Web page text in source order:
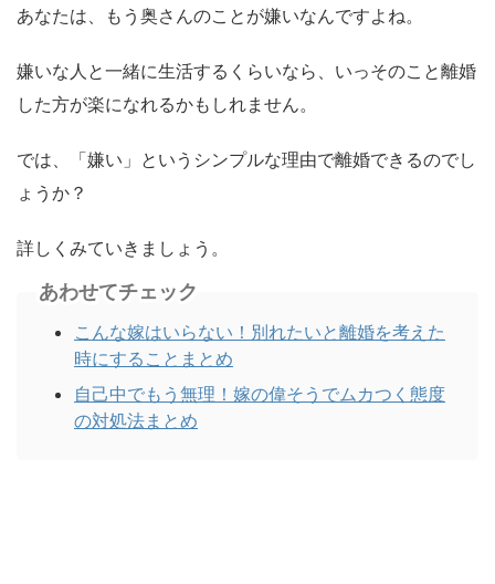
あなたは、もう奥さんのことが嫌いなんですよね。
嫌いな人と一緒に生活するくらいなら、いっそのこと離婚
した方が楽になれるかもしれません。
では、「嫌い」というシンプルな理由で離婚できるのでし
ょうか？
詳しくみていきましょう。
あわせてチェック
こんな嫁はいらない！別れたいと離婚を考えた
時にすることまとめ
自己中でもう無理！嫁の偉そうでムカつく態度
の対処法まとめ